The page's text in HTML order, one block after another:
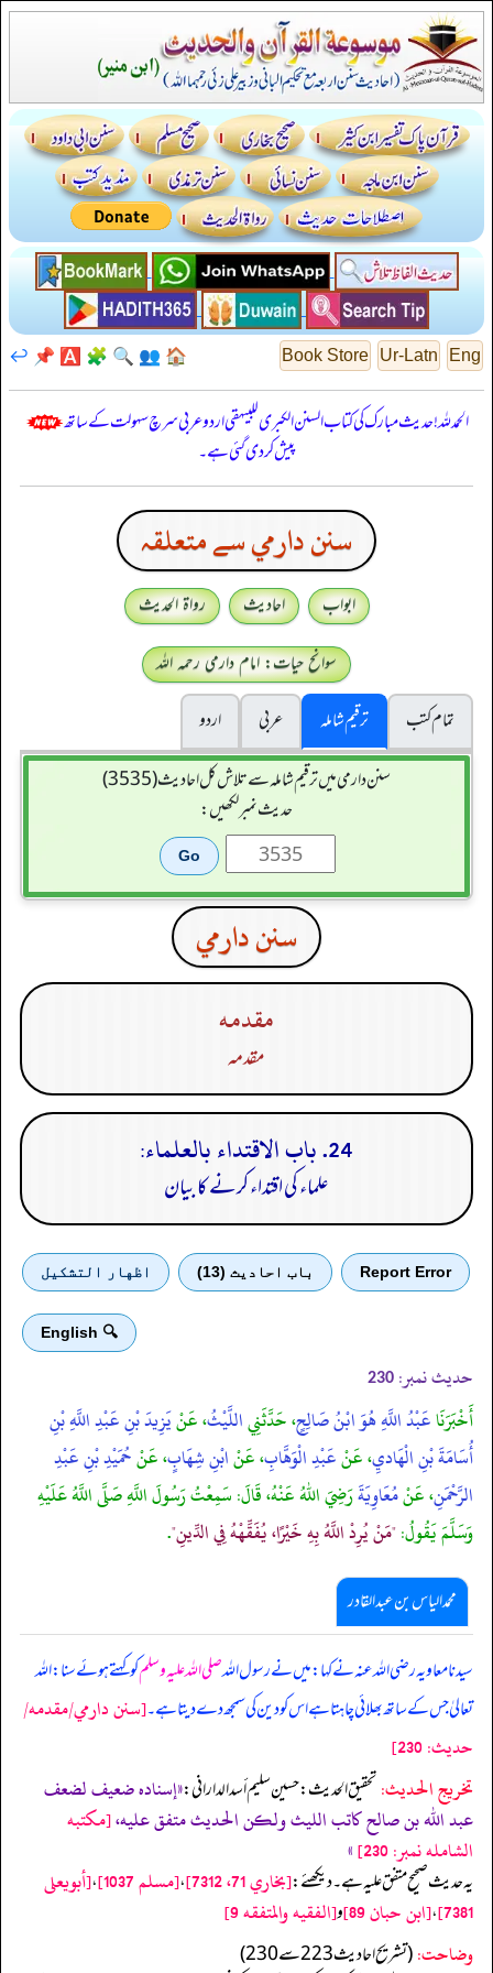
Eng
Ur-Latn
Book Store
🏠
👥
🔍
🧩
🅰️
📌
↩️
الحمدللہ! حدیث مبارک کی کتاب السنن الكبرى للبيهقي اردو عربی سرچ سہولت کے ساتھ
پیش کر دی گئی ہے۔
سنن دارمي سے متعلقہ
ابواب احادیث
رواۃ الحدیث
سوانح حیات: امام دارمی رحمہ اللہ
تمام کتب
ترقیم شاملہ عربی
اردو
سنن دارمی میں ترقیم شاملہ سے تلاش کل احادیث (3535)
حدیث نمبر لکھیں:
سنن دارمي
مقدمه
مقدمہ
24. باب الاقتداء بالعلماء:
علماء کی اقتداء کرنے کا بیان
Report Error باب احادیث (13) اظهار التشكيل
🔍 English
حدیث نمبر: 230
أَخْبَرَنَاعَبْدُ اللَّهِ هُوَ ابْنُ صَالِحٍ، حَدَّثَنِياللَّيْثُ، عَنْيَزِيدَ بْنِ عَبْدِ اللَّهِ بْنِ
أُسَامَةَ بْنِ الْهَاديِ، عَنْعَبْدِ الْوَهَّابِ، عَنْابْنِ شِهَابٍ، عَنْحُمَيْدِ بْنِ عَبْدِ
الرَّحْمَنِ، عَنْمُعَاوِيَةَرَضِيَ اللهُ عَنْهُ، قَالَ: سَمِعْتُ رَسُولَ اللَّهِ صَلَّى اللَّهُ عَلَيْهِ
وَسَلَّمَ يَقُولُ:"مَنْ يُرِدْ اللَّهُ بِهِ خَيْرًا، يُفَقِّهْهُ فِي الدِّينِ".
محمد الیاس بن عبدالقادر
سیدنا معاویہ رضی اللہ عنہ نے کہا: میں نے رسول اللہصلی اللہ علیہ وسلمکو کہتے ہوئے سنا: اللہ
تعالیٰ جس کے ساتھ بھلائی چاہتا ہے اس کو دین کی سمجھ دے دیتا ہے۔[سنن دارمي/مقدمه/
حدیث: 230]
تخریج الحدیث: تحقيق الحديث: حسين سليم أسد الداراني:«إسناده ضعيف لضعف
عبد الله بن صالح كاتب الليث ولكن الحديث متفق عليه،[مكتبه
الشامله نمبر: 230]
»
یہ حدیث صحیح متفق علیہ ہے۔ دیکھئے:[بخاري 71، 7312] ،[مسلم 1037] ،[أبويعلی
7381] ،[ابن حبان 89] و[الفقيه والمتفقه 9]
وضاحت:(تشریح احادیث 223 سے 230)